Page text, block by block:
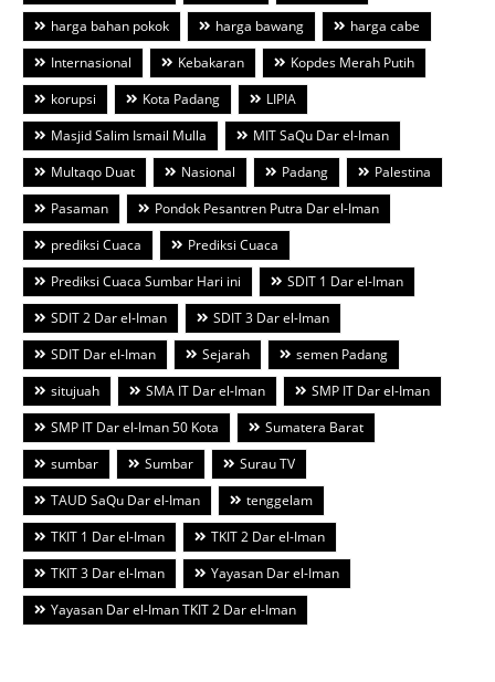
harga bahan pokok
harga bawang
harga cabe
Internasional
Kebakaran
Kopdes Merah Putih
korupsi
Kota Padang
LIPIA
Masjid Salim Ismail Mulla
MIT SaQu Dar el-Iman
Multaqo Duat
Nasional Padang
Palestina
Pasaman
Pondok Pesantren Putra Dar el-Iman
prediksi Cuaca
Prediksi Cuaca
Prediksi Cuaca Sumbar Hari ini
SDIT 1 Dar el-Iman
SDIT 2 Dar el-Iman
SDIT 3 Dar el-Iman
SDIT Dar el-Iman
Sejarah
semen Padang
situjuah
SMA IT Dar el-Iman
SMP IT Dar el-Iman
SMP IT Dar el-Iman 50 Kota
Sumatera Barat
sumbar
Sumbar
Surau TV
TAUD SaQu Dar el-Iman
tenggelam
TKIT 1 Dar el-Iman
TKIT 2 Dar el-Iman
TKIT 3 Dar el-Iman
Yayasan Dar el-Iman
Yayasan Dar el-Iman TKIT 2 Dar el-Iman